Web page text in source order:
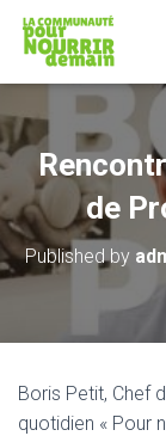
de
Published by
Boris Petit, Chef
quotidien « Pour